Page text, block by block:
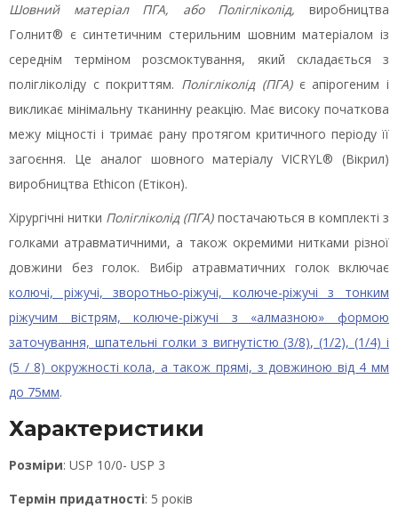
Шовний матеріал ПГА, або Полігліколід, виробництва
Голнит® є синтетичним стерильним шовним матеріалом із
середнім терміном розсмоктування, який складається з
полігліколіду c покриттям. Полігліколід (ПГА)є апірогеним і
викликає мінімальну тканинну реакцію. Має високу початкова
межу міцності і тримає рану протягом критичного періоду її
загоєння. Це аналог шовного матеріалу VICRYL® (Вікрил)
виробництва Ethicon (Етікон).
Хірургічні нитки Полігліколід (ПГА)постачаються в комплекті з
голками атравматичними, а також окремими нитками різної
довжини без голок. Вибір атравматичних голок включає
колючі, ріжучі, зворотньо-ріжучі, колюче-ріжучі з тонким
ріжучим вістрям, колюче-ріжучі з «алмазною» формою
заточування, шпательні голки з вигнутістю (3/8), (1/2), (1/4) і
(5 / 8) окружності кола, а також прямі, з довжиною від 4 мм
до 75мм.
Характеристики
Розміри: USP 10/0- USP 3
Термін придатності: 5 років